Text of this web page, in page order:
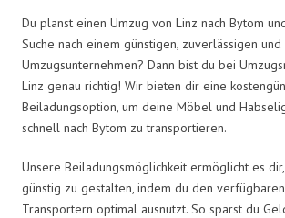
Du planst einen Umzug von Linz nach Bytom
Suche nach einem günstigen, zuverlässigen
Umzugsunternehmen? Dann bist du bei
Linz genau richtig! Wir bieten dir eine
Beiladungsoption, um deine Möbel und
schnell nach Bytom zu transportieren.
Unsere Beiladungsmöglichkeit ermöglicht es
günstig zu gestalten, indem du den
Transportern optimal ausnutzt. So sparst du